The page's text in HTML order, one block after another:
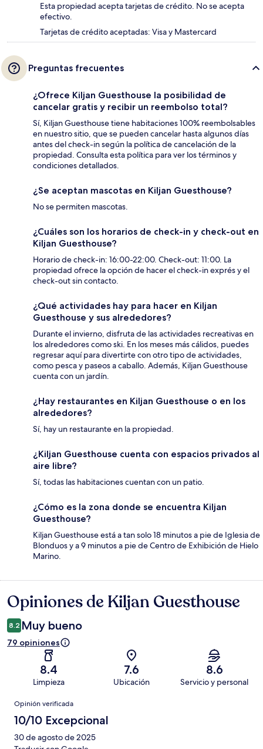
Esta propiedad acepta tarjetas de crédito. No se acepta
efectivo.
Tarjetas de crédito aceptadas: Visa y Mastercard
Preguntas frecuentes
¿Ofrece Kiljan Guesthouse la posibilidad de
cancelar gratis y recibir un reembolso total?
Sí, Kiljan Guesthouse tiene habitaciones 100% reembolsables
en nuestro sitio, que se pueden cancelar hasta algunos días
antes del check-in según la política de cancelación de la
propiedad. Consulta esta política para ver los términos y
condiciones detallados.
¿Se aceptan mascotas en Kiljan Guesthouse?
No se permiten mascotas.
¿Cuáles son los horarios de check-in y check-out en
Kiljan Guesthouse?
Horario de check-in: 16:00-22:00. Check-out: 11:00. La
propiedad ofrece la opción de hacer el check-in exprés y el
check-out sin contacto.
¿Qué actividades hay para hacer en Kiljan
Guesthouse y sus alrededores?
Durante el invierno, disfruta de las actividades recreativas en
los alrededores como ski. En los meses más cálidos, puedes
regresar aquí para divertirte con otro tipo de actividades,
como pesca y paseos a caballo. Además, Kiljan Guesthouse
cuenta con un jardín.
¿Hay restaurantes en Kiljan Guesthouse o en los
alrededores?
Sí, hay un restaurante en la propiedad.
¿Kiljan Guesthouse cuenta con espacios privados al
aire libre?
Sí, todas las habitaciones cuentan con un patio.
¿Cómo es la zona donde se encuentra Kiljan
Guesthouse?
Kiljan Guesthouse está a tan solo 18 minutos a pie de Iglesia de
Blonduos y a 9 minutos a pie de Centro de Exhibición de Hielo
Marino.
Opiniones
Opiniones de Kiljan Guesthouse
8.2 Muy bueno
79 opiniones
8.4
Limpieza
7.6
Ubicación
8.6
Servicio y personal
Opiniones
Opinión verificada
10/10 Excepcional
30 de agosto de 2025